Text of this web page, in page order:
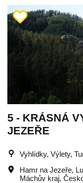
5 - KRÁSNÁ
JEZEŘE
Vyhlídky, Výlety,
Hamr na Jezeře,
Máchův kraj,